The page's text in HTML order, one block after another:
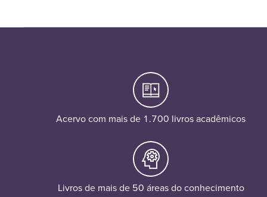
Acervo com mais de 1.700 livros acadêmicos
Livros de mais de 50 áreas do conhecimento